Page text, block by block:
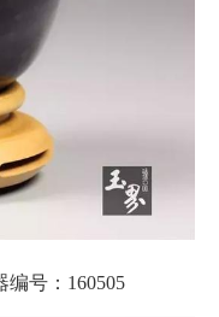
号：160505